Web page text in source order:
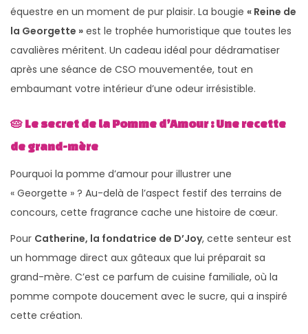
équestre en un moment de pur plaisir. La bougie « Reine de
la Georgette » est le trophée humoristique que toutes les
cavalières méritent. Un cadeau idéal pour dédramatiser
après une séance de CSO mouvementée, tout en
embaumant votre intérieur d’une odeur irrésistible.
🥧 Le secret de la Pomme d’Amour : Une recette
de grand-mère
Pourquoi la pomme d’amour pour illustrer une
« Georgette » ? Au-delà de l’aspect festif des terrains de
concours, cette fragrance cache une histoire de cœur.
Pour Catherine, la fondatrice de D’Joy, cette senteur est
un hommage direct aux gâteaux que lui préparait sa
grand-mère. C’est ce parfum de cuisine familiale, où la
pomme compote doucement avec le sucre, qui a inspiré
cette création.